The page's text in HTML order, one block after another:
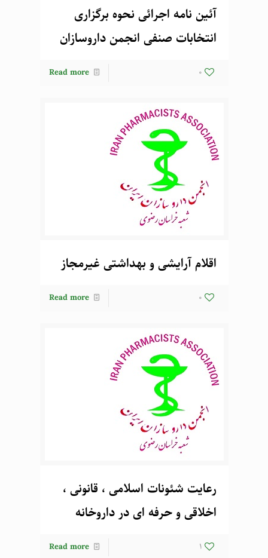
آئین نامه اجرائی نحوه برگزاری
انتخابات صنفی انجمن داروسازان
0
Read more
اقلام آرایشی و بهداشتی غیرمجاز
0
Read more
رعایت شئونات اسلامی ، قانونی ،
اخلاقی و حرفه ای در داروخانه
1
Read more